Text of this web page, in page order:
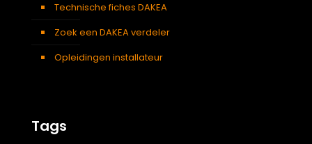
Technische fiches DAKEA
Zoek een DAKEA verdeler
Opleidingen installateur
Tags